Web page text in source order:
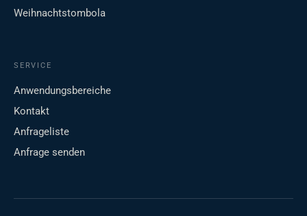
Weihnachtstombola
SERVICE
Anwendungsbereiche
Kontakt
Anfrageliste
Anfrage senden